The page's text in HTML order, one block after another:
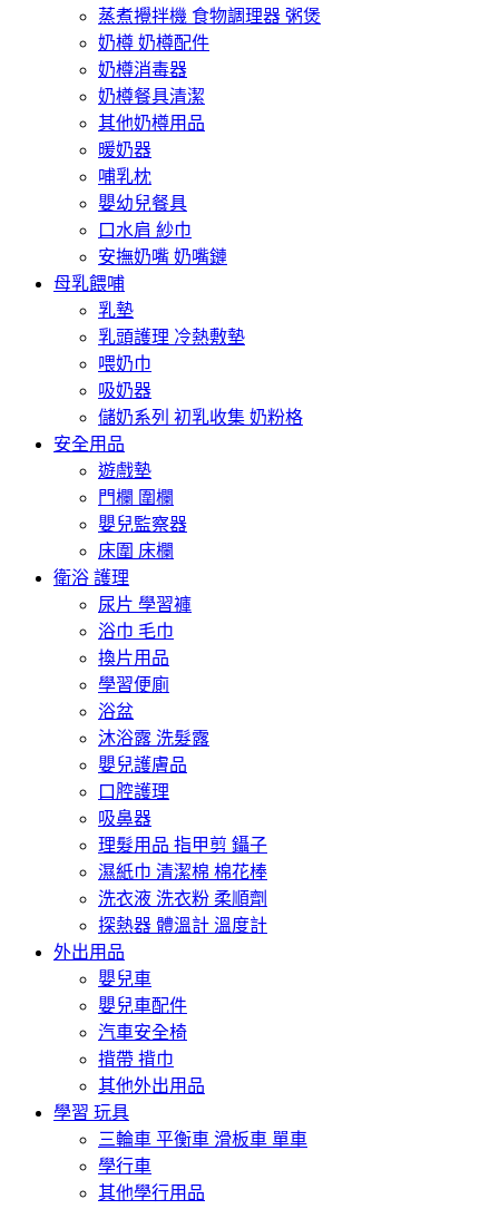
蒸煮攪拌機 食物調理器 粥煲
奶樽 奶樽配件
奶樽消毒器
奶樽餐具清潔
其他奶樽用品
暖奶器
哺乳枕
嬰幼兒餐具
口水肩 紗巾
安撫奶嘴 奶嘴鏈
母乳餵哺
乳墊
乳頭護理 冷熱敷墊
喂奶巾
吸奶器
儲奶系列 初乳收集 奶粉格
安全用品
遊戲墊
門欄 圍欄
嬰兒監察器
床圍 床欄
衛浴 護理
尿片 學習褲
浴巾 毛巾
換片用品
學習便廁
浴盆
沐浴露 洗髮露
嬰兒護膚品
口腔護理
吸鼻器
理髮用品 指甲剪 鑷子
濕紙巾 清潔棉 棉花棒
洗衣液 洗衣粉 柔順劑
探熱器 體溫計 溫度計
外出用品
嬰兒車
嬰兒車配件
汽車安全椅
揹帶 揹巾
其他外出用品
學習 玩具
三輪車 平衡車 滑板車 單車
學行車
其他學行用品